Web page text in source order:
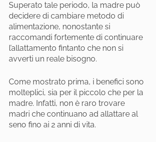
Superato tale periodo, la madre può
decidere di cambiare metodo di
alimentazione, nonostante si
raccomandi fortemente di continuare
l’allattamento fintanto che non si
avverti un reale bisogno.
Come mostrato prima, i benefici sono
molteplici, sia per il piccolo che per la
madre. Infatti, non è raro trovare
madri che continuano ad allattare al
seno fino ai 2 anni di vita.